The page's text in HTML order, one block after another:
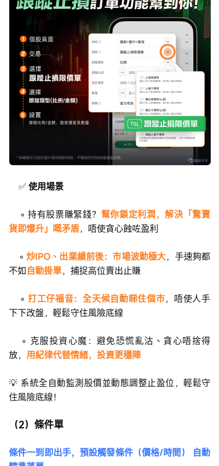
✅ 使用場景
◦ 持有股票賺緊錢？ 幫你鎖定利潤，解決「驚賣
貨即爆升」嘅矛盾，唔使貪心蝕咗盈利
◦ 炒IPO、出業績前後：市場波動極大，手速夠都
不如自動掛單，捕捉高位賣出止賺
◦ 打工仔福音：全天候自動睇住個市，唔使人手
下下改盤，輕鬆守住風險底線
◦ 克服投資心魔：避免恐慌亂沽、貪心唔捨得
放， 用紀律代替情緒，投資更穩陣
💡 系統全自動監測股價並動態調整止盈位，輕鬆守
住風險底線！
（2）條件單
條件一到即出手，預設觸發條件（價格/時間） 自動